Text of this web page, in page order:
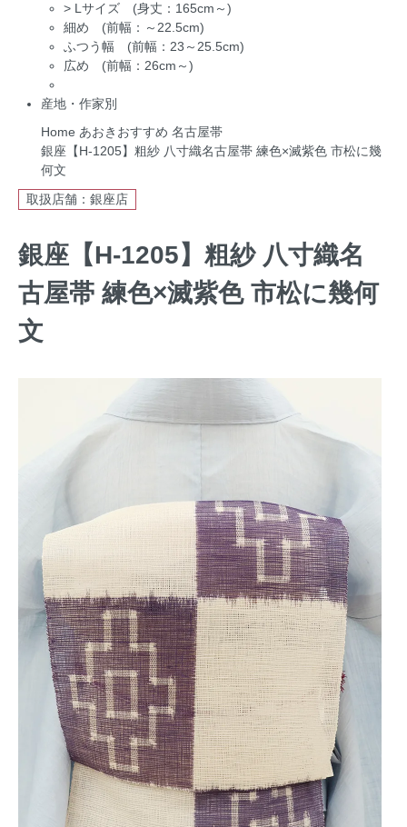
> Lサイズ (身丈：165cm～)
細め (前幅：～22.5cm)
ふつう幅 (前幅：23～25.5cm)
広め (前幅：26cm～)
産地・作家別
Home あおきおすすめ 名古屋帯
銀座【H-1205】粗紗 八寸織名古屋帯 練色×滅紫色 市松に幾
何文
取扱店舗：銀座店
銀座【H-1205】粗紗 八寸織名
古屋帯 練色×滅紫色 市松に幾何
文